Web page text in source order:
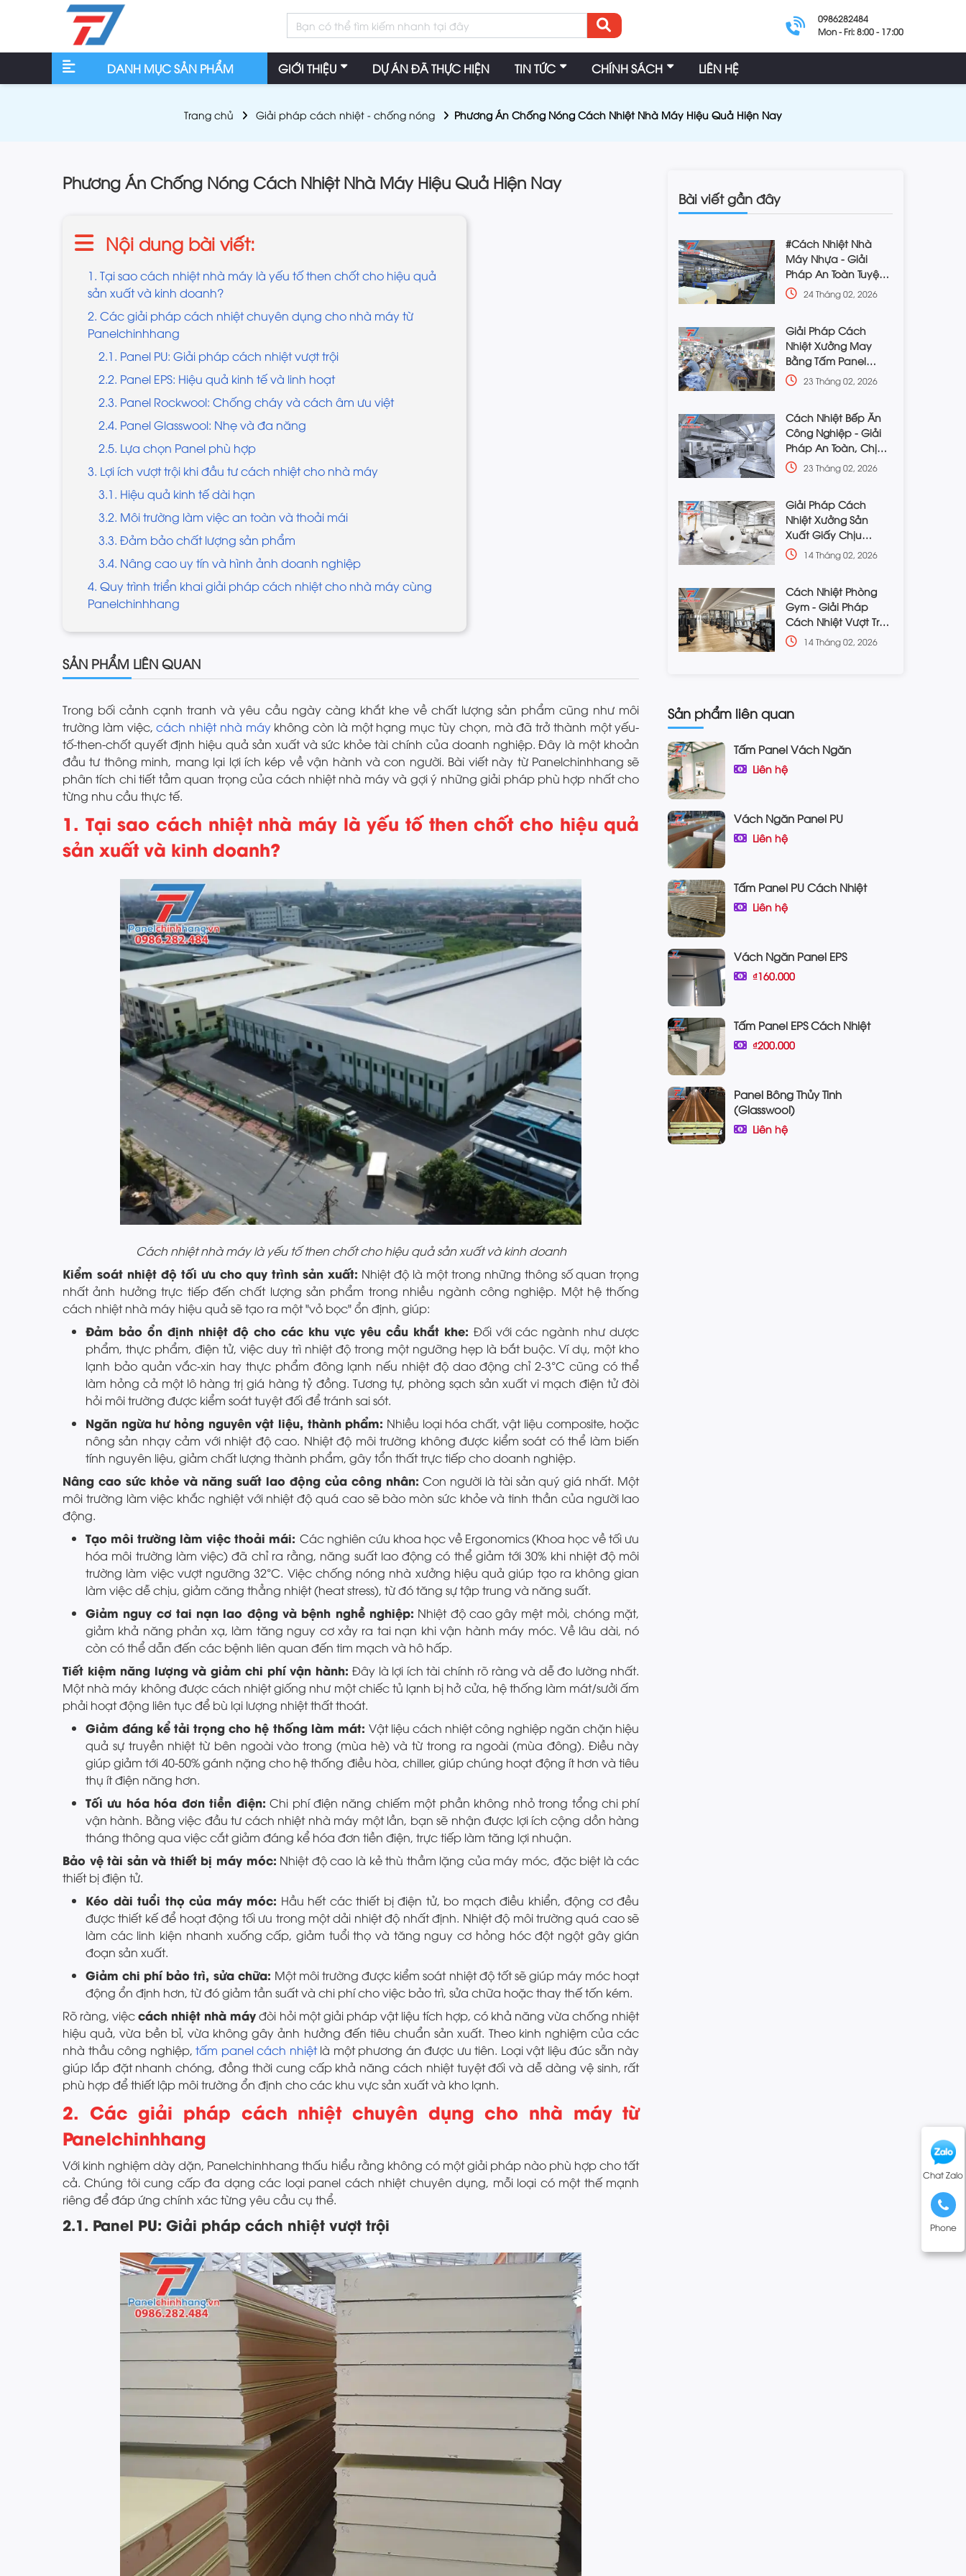
0986282484
Mon - Fri: 8:00 - 17:00
DANH MỤC SẢN PHẨM GIỚI THIỆU DỰ ÁN ĐÃ THỰC HIỆN TIN TỨC CHÍNH SÁCH LIÊN HỆ
Chat Zalo
Phone
Trang chủ Giải pháp cách nhiệt - chống nóng Phương Án Chống Nóng Cách Nhiệt Nhà Máy Hiệu Quả Hiện Nay
Phương Án Chống Nóng Cách Nhiệt Nhà Máy Hiệu Quả Hiện Nay
Nội dung bài viết:
1. Tại sao cách nhiệt nhà máy là yếu tố then chốt cho hiệu quả
sản xuất và kinh doanh?
2. Các giải pháp cách nhiệt chuyên dụng cho nhà máy từ
Panelchinhhang
2.1. Panel PU: Giải pháp cách nhiệt vượt trội
2.2. Panel EPS: Hiệu quả kinh tế và linh hoạt
2.3. Panel Rockwool: Chống cháy và cách âm ưu việt
2.4. Panel Glasswool: Nhẹ và đa năng
2.5. Lựa chọn Panel phù hợp
3. Lợi ích vượt trội khi đầu tư cách nhiệt cho nhà máy
3.1. Hiệu quả kinh tế dài hạn
3.2. Môi trường làm việc an toàn và thoải mái
3.3. Đảm bảo chất lượng sản phẩm
3.4. Nâng cao uy tín và hình ảnh doanh nghiệp
4. Quy trình triển khai giải pháp cách nhiệt cho nhà máy cùng
Panelchinhhang
SẢN PHẨM LIÊN QUAN
Trong bối cảnh cạnh tranh và yêu cầu ngày càng khắt khe về chất lượng sản phẩm cũng như môi
trường làm việc,cách nhiệt nhà máykhông còn là một hạng mục tùy chọn, mà đã trở thành một yếu-
tố-then-chốt quyết định hiệu quả sản xuất và sức khỏe tài chính của doanh nghiệp. Đây là một khoản
đầu tư thông minh, mang lại lợi ích kép về vận hành và con người. Bài viết này từ Panelchinhhang sẽ
phân tích chi tiết tầm quan trọng của cách nhiệt nhà máy và gợi ý những giải pháp phù hợp nhất cho
từng nhu cầu thực tế.
1. Tại sao cách nhiệt nhà máy là yếu tố then chốt cho hiệu quả
sản xuất và kinh doanh?
Cách nhiệt nhà máy là yếu tố then chốt cho hiệu quả sản xuất và kinh doanh
Kiểm soát nhiệt độ tối ưu cho quy trình sản xuất: Nhiệt độ là một trong những thông số quan trọng
nhất ảnh hưởng trực tiếp đến chất lượng sản phẩm trong nhiều ngành công nghiệp. Một hệ thống
cách nhiệt nhà máy hiệu quả sẽ tạo ra một "vỏ bọc" ổn định, giúp:
Đảm bảo ổn định nhiệt độ cho các khu vực yêu cầu khắt khe: Đối với các ngành như dược
phẩm, thực phẩm, điện tử, việc duy trì nhiệt độ trong một ngưỡng hẹp là bắt buộc. Ví dụ, một kho
lạnh bảo quản vắc-xin hay thực phẩm đông lạnh nếu nhiệt độ dao động chỉ 2-3°C cũng có thể
làm hỏng cả một lô hàng trị giá hàng tỷ đồng. Tương tự, phòng sạch sản xuất vi mạch điện tử đòi
hỏi môi trường được kiểm soát tuyệt đối để tránh sai sót.
Ngăn ngừa hư hỏng nguyên vật liệu, thành phẩm: Nhiều loại hóa chất, vật liệu composite, hoặc
nông sản nhạy cảm với nhiệt độ cao. Nhiệt độ môi trường không được kiểm soát có thể làm biến
tính nguyên liệu, giảm chất lượng thành phẩm, gây tổn thất trực tiếp cho doanh nghiệp.
Nâng cao sức khỏe và năng suất lao động của công nhân: Con người là tài sản quý giá nhất. Một
môi trường làm việc khắc nghiệt với nhiệt độ quá cao sẽ bào mòn sức khỏe và tinh thần của người lao
động.
Tạo môi trường làm việc thoải mái: Các nghiên cứu khoa học về Ergonomics (Khoa học về tối ưu
hóa môi trường làm việc) đã chỉ ra rằng, năng suất lao động có thể giảm tới 30% khi nhiệt độ môi
trường làm việc vượt ngưỡng 32°C. Việc chống nóng nhà xưởng hiệu quả giúp tạo ra không gian
làm việc dễ chịu, giảm căng thẳng nhiệt (heat stress), từ đó tăng sự tập trung và năng suất.
Giảm nguy cơ tai nạn lao động và bệnh nghề nghiệp: Nhiệt độ cao gây mệt mỏi, chóng mặt,
giảm khả năng phản xạ, làm tăng nguy cơ xảy ra tai nạn khi vận hành máy móc. Về lâu dài, nó
còn có thể dẫn đến các bệnh liên quan đến tim mạch và hô hấp.
Tiết kiệm năng lượng và giảm chi phí vận hành:Đây là lợi ích tài chính rõ ràng và dễ đo lường nhất.
Một nhà máy không được cách nhiệt giống như một chiếc tủ lạnh bị hở cửa, hệ thống làm mát/sưởi ấm
phải hoạt động liên tục để bù lại lượng nhiệt thất thoát.
Giảm đáng kể tải trọng cho hệ thống làm mát: Vật liệu cách nhiệt công nghiệp ngăn chặn hiệu
quả sự truyền nhiệt từ bên ngoài vào trong (mùa hè) và từ trong ra ngoài (mùa đông). Điều này
giúp giảm tới 40-50% gánh nặng cho hệ thống điều hòa, chiller, giúp chúng hoạt động ít hơn và tiêu
thụ ít điện năng hơn.
Tối ưu hóa hóa đơn tiền điện: Chi phí điện năng chiếm một phần không nhỏ trong tổng chi phí
vận hành. Bằng việc đầu tư cách nhiệt nhà máy một lần, bạn sẽ nhận được lợi ích cộng dồn hàng
tháng thông qua việc cắt giảm đáng kể hóa đơn tiền điện, trực tiếp làm tăng lợi nhuận.
Bảo vệ tài sản và thiết bị máy móc: Nhiệt độ cao là kẻ thù thầm lặng của máy móc, đặc biệt là các
thiết bị điện tử.
Kéo dài tuổi thọ của máy móc: Hầu hết các thiết bị điện tử, bo mạch điều khiển, động cơ đều
được thiết kế để hoạt động tối ưu trong một dải nhiệt độ nhất định. Nhiệt độ môi trường quá cao sẽ
làm các linh kiện nhanh xuống cấp, giảm tuổi thọ và tăng nguy cơ hỏng hóc đột ngột gây gián
đoạn sản xuất.
Giảm chi phí bảo trì, sửa chữa: Một môi trường được kiểm soát nhiệt độ tốt sẽ giúp máy móc hoạt
động ổn định hơn, từ đó giảm tần suất và chi phí cho việc bảo trì, sửa chữa hoặc thay thế tốn kém.
Rõ ràng, việccách nhiệt nhà máyđòi hỏi một giải pháp vật liệu tích hợp, có khả năng vừa chống nhiệt
hiệu quả, vừa bền bỉ, vừa không gây ảnh hưởng đến tiêu chuẩn sản xuất. Theo kinh nghiệm của các
nhà thầu công nghiệp,tấm panel cách nhiệtlà một phương án được ưu tiên. Loại vật liệu đúc sẵn này
giúp lắp đặt nhanh chóng, đồng thời cung cấp khả năng cách nhiệt tuyệt đối và dễ dàng vệ sinh, rất
phù hợp để thiết lập môi trường ổn định cho các khu vực sản xuất và kho lạnh.
2. Các giải pháp cách nhiệt chuyên dụng cho nhà máy từ
Panelchinhhang
Với kinh nghiệm dày dặn, Panelchinhhang thấu hiểu rằng không có một giải pháp nào phù hợp cho tất
cả. Chúng tôi cung cấp đa dạng các loại panel cách nhiệt chuyên dụng, mỗi loại có một thế mạnh
riêng để đáp ứng chính xác từng yêu cầu cụ thể.
2.1. Panel PU: Giải pháp cách nhiệt vượt trội
Bài viết gần đây
#Cách Nhiệt Nhà
Máy Nhựa - Giải
Pháp An Toàn Tuyệt
Đối, Hiệu Quả Cao
24 Tháng 02, 2026
Giải Pháp Cách
Nhiệt Xưởng May
Bằng Tấm Panel
Chuẩn Kỹ Thuật
23 Tháng 02, 2026
Cách Nhiệt Bếp Ăn
Công Nghiệp - Giải
Pháp An Toàn, Chịu
Nhiệt Cao
23 Tháng 02, 2026
Giải Pháp Cách
Nhiệt Xưởng Sản
Xuất Giấy Chịu
Nhiệt, Chống Ẩm Tốt
14 Tháng 02, 2026
Cách Nhiệt Phòng
Gym - Giải Pháp
Cách Nhiệt Vượt Trội,
Giá Rẻ14 Tháng 02, 2026
Sản phẩm liên quan
Tấm Panel Vách Ngăn
Liên hệ
Vách Ngăn Panel PU
Liên hệ
Tấm Panel PU Cách Nhiệt
Liên hệ
Vách Ngăn Panel EPS
₫160.000
Tấm Panel EPS Cách Nhiệt
₫200.000
Panel Bông Thủy Tinh
(Glasswool)
Liên hệ